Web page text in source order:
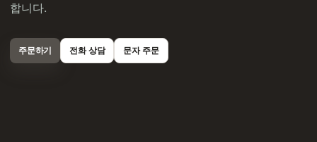
합니다.
주문하기 전화 상담 문자 주문